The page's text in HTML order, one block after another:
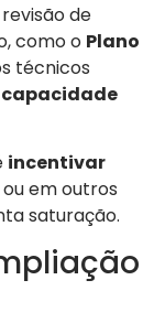
de
como o Plano
técnicos
incentivar
em outros
saturação.